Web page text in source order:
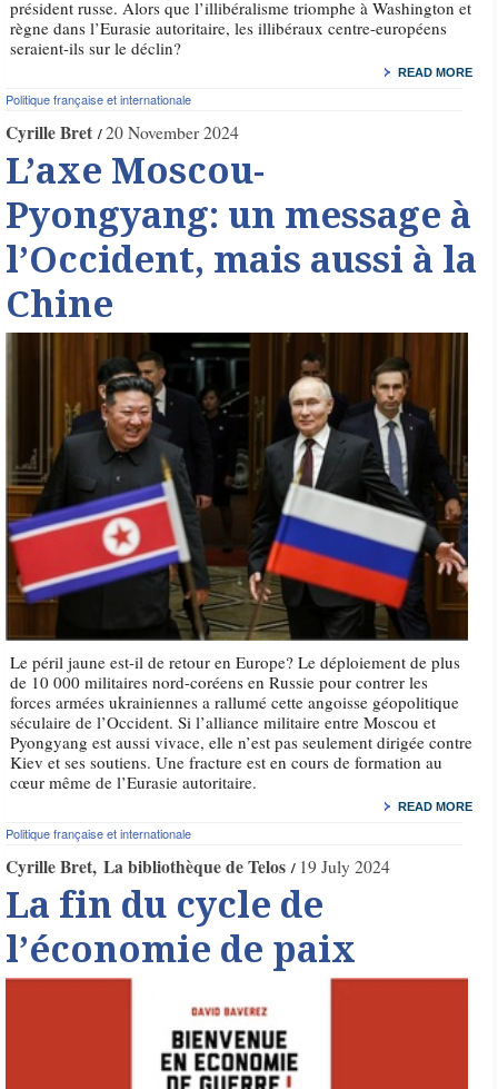
président russe. Alors que l’illibéralisme triomphe à Washington et
règne dans l’Eurasie autoritaire, les illibéraux centre-européens
seraient-ils sur le déclin?
READ MORE
Politique française et internationale
Cyrille Bret 20 November 2024
L’axe Moscou-
Pyongyang: un message à
l’Occident, mais aussi à la
Chine
Le péril jaune est-il de retour en Europe? Le déploiement de plus
de 10 000 militaires nord-coréens en Russie pour contrer les
forces armées ukrainiennes a rallumé cette angoisse géopolitique
séculaire de l’Occident. Si l’alliance militaire entre Moscou et
Pyongyang est aussi vivace, elle n’est pas seulement dirigée contre
Kiev et ses soutiens. Une fracture est en cours de formation au
cœur même de l’Eurasie autoritaire.
READ MORE
Politique française et internationale
Cyrille Bret La bibliothèque de Telos 19 July 2024
La fin du cycle de
l’économie de paix